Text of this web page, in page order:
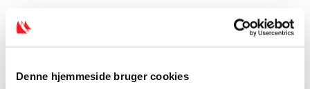
Denne hjemmeside bruger cookies
Med sin faglighed, nysgerrighed og evne til at
inspirere har Duffy sat et tydeligt aftryk på
dansk sejlerskoleundervisning.